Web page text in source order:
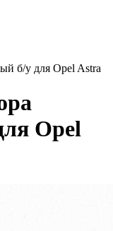
б/у для Opel Astra
Opel